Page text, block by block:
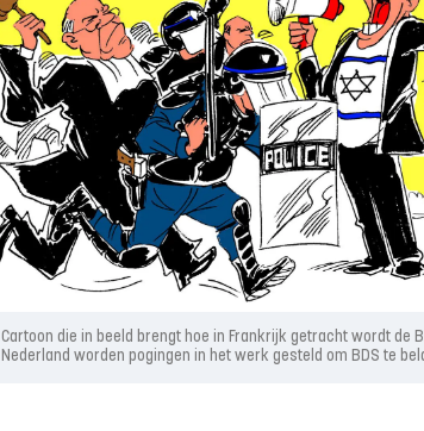
Cartoon die in beeld brengt hoe in Frankrijk getracht wordt de
Nederland worden pogingen in het werk gesteld om BDS te